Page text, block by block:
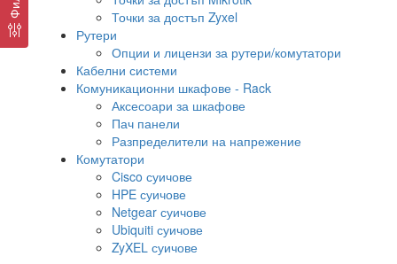
Точки за достъп Zyxel
Рутери
Опции и лицензи за рутери/комутатори
Кабелни системи
Комуникационни шкафове - Rack
Аксесоари за шкафове
Пач панели
Разпределители на напрежение
Комутатори
Cisco суичове
HPE суичове
Netgear суичове
Ubiquiti суичове
ZyXEL суичове